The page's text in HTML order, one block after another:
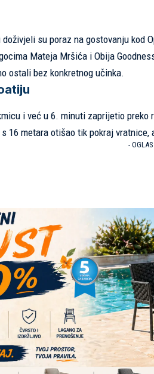
su poraz na gostovanju kod
Mateja Mršića i Obija
ostali bez konkretnog učinka.
i već u 6. minuti zaprijetio
16 metara otišao tik pokraj
-